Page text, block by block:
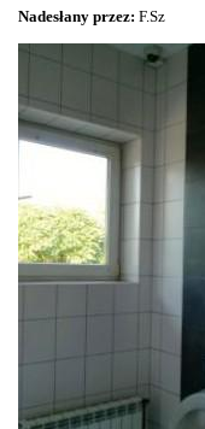
Nadesłany przez: F.Sz